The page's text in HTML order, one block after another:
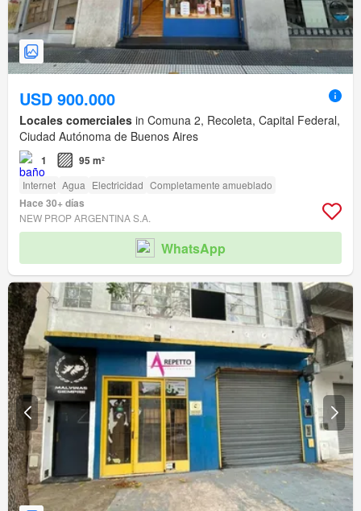
USD 900.000
Locales comerciales in Comuna 2, Recoleta, Capital Federal,
Ciudad Autónoma de Buenos Aires
1 95 m²
Internet Agua Electricidad Completamente amueblado
Hace 30+ días
NEW PROP ARGENTINA S.A.
WhatsApp